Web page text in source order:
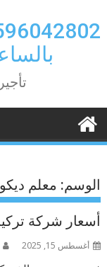
to
content
الوسم: معلم
أسعار شركة تركيب
أغسطس 15, 2025